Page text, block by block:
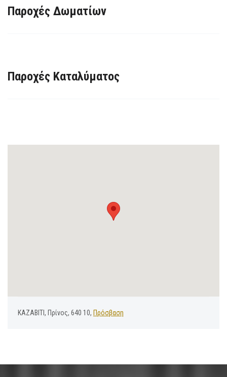
Παροχές Δωματίων
Παροχές Καταλύματος
ΚΑΖΑΒΙΤΙ, Πρίνος, 640 10, Πρόσβαση